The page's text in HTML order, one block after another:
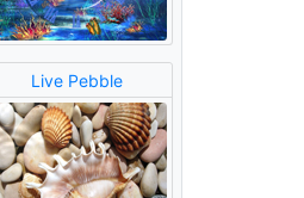
Live Pebble